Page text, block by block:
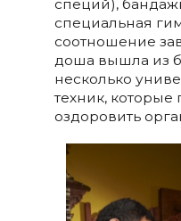
специй),
специальная
соотношение
доша вышла из
несколько
техник, которые
оздоровить